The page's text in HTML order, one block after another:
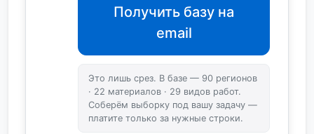
Получить базу на
email
Это лишь срез. В базе — 90 регионов
· 22 материалов · 29 видов работ.
Соберём выборку под вашу задачу —
платите только за нужные строки.